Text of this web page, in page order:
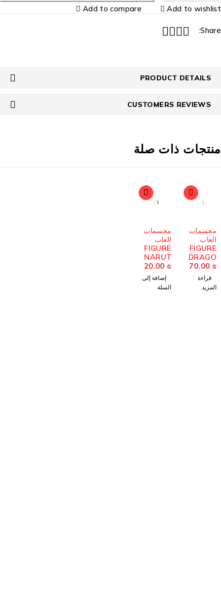
Add to wishlist
Add to compare
Share:
PRODUCT DETAILS
CUSTOMERS REVIEWS
منتجات ذات صلة
مجسمات
العاب
FIGURE
DRAGO
N BALL
Z GOKU
70.00 ₪
قراءة
المزيد
مجسمات
العاب
FIGURE
NARUT
O
COLLEC
TION
20.00 ₪
إضافة إلى
السلة